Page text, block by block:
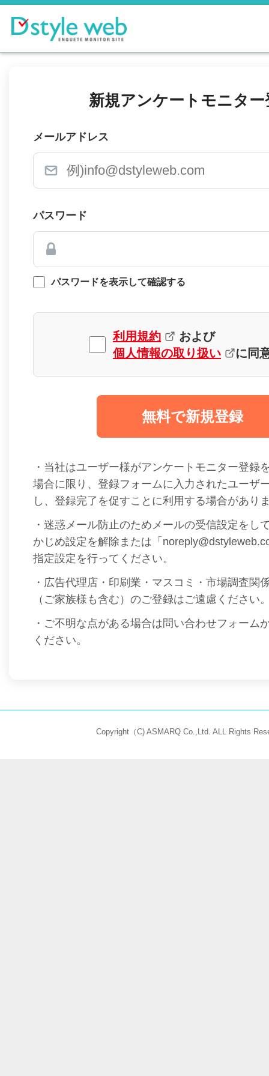
新規アンケートモニター
メールアドレス
パスワード
パスワードを表示して確認する
利用規約
および
個人情報の取り扱い
に同
無料で新規登録
・当社はユーザー様がアンケートモニター登録
場合に限り、登録フォームに入力されたユーザ
し、登録完了を促すことに利用する場合があり
・迷惑メール防止のためメールの受信設定をし
かじめ設定を解除または「
指定設定を行ってください。
・広告代理店・印刷業・マスコミ・市場調査関
（ご家族様も含む）のご登録はご遠慮ください
・ご不明な点がある場合は問い合わせフォーム
ください。
Copyright（C) ASMARQ Co.,Ltd. ALL Rights